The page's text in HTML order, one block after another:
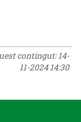
contingut:14-
11-2024 14:30